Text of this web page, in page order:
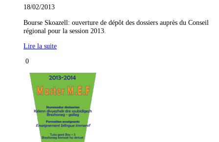
18/02/2013
Bourse Skoazell: ouverture de dépôt des dossiers auprès du Conseil
régional pour la session 2013.
Lire la suite
0